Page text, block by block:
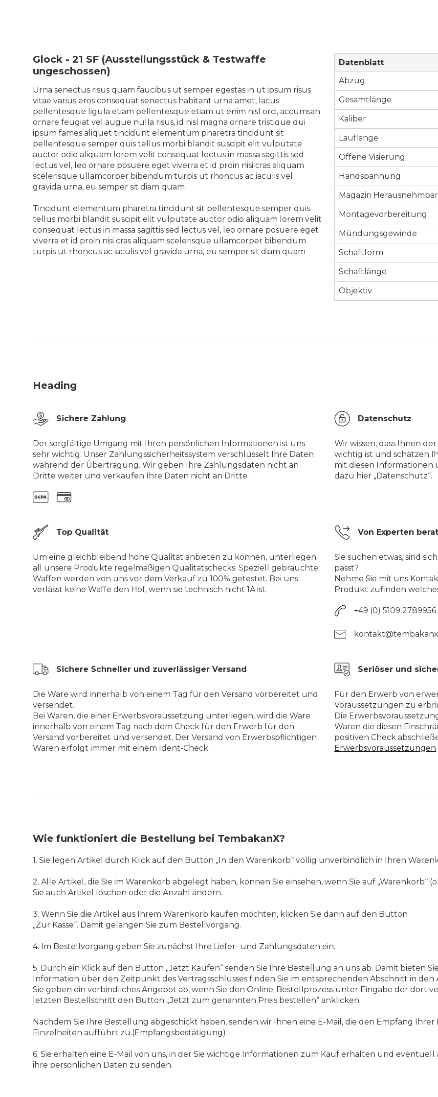
Glock - 21 SF (Ausstellungsstück & Testwaffe
ungeschossen)
Urna senectus risus quam faucibus ut semper egestas in ut ipsum risus
vitae varius eros consequat senectus habitant urna amet, lacus
pellentesque ligula etiam pellentesque etiam ut enim nisl orci, accumsan
ornare feugiat vel augue nulla risus, id nisl magna ornare tristique dui
ipsum fames aliquet tincidunt elementum pharetra tincidunt sit
pellentesque semper quis tellus morbi blandit suscipit elit vulputate
auctor odio aliquam lorem velit consequat lectus in massa sagittis sed
lectus vel, leo ornare posuere eget viverra et id proin nisi cras aliquam
scelerisque ullamcorper bibendum turpis ut rhoncus ac iaculis vel
gravida urna, eu semper sit diam quam
Tincidunt elementum pharetra tincidunt sit pellentesque semper quis
tellus morbi blandit suscipit elit vulputate auctor odio aliquam lorem velit
consequat lectus in massa sagittis sed lectus vel, leo ornare posuere eget
viverra et id proin nisi cras aliquam scelerisque ullamcorper bibendum
turpis ut rhoncus ac iaculis vel gravida urna, eu semper sit diam quam
Datenblatt
Abzug
Gesamtlänge
Kaliber
Lauflänge
Offene Visierung
Handspannung
Magazin Herausnehmbar
Montagevorbereitung
Mündungsgewinde
Schaftform
Schaftlänge
Objektiv
Heading
Sichere Zahlung
Der sorgfältige Umgang mit Ihren persönlichen Informationen ist uns
sehr wichtig. Unser Zahlungssicherheitssystem verschlüsselt Ihre Daten
während der Übertragung. Wir geben Ihre Zahlungsdaten nicht an
Dritte weiter und verkaufen Ihre Daten nicht an Dritte.
Datenschutz
Wir wissen, dass Ihnen
wichtig ist und schätzen
mit diesen Informationen
dazu hier „Datenschutz“.
Top Qualität
Um eine gleichbleibend hohe Qualität anbieten zu können, unterliegen
all unsere Produkte regelmäßigen Qualitätschecks. Speziell gebrauchte
Waffen werden von uns vor dem Verkauf zu 100% getestet. Bei uns
verlässt keine Waffe den Hof, wenn sie technisch nicht 1A ist.
Von Experten
Sie suchen etwas, sind
passt?
Nehme Sie mit uns
Produkt zufinden
+49 (0) 5109 2789956
Sichere Schneller und zuverlässiger Versand
Die Ware wird innerhalb von einem Tag für den Versand vorbereitet und
versendet.
Bei Waren, die einer Erwerbsvoraussetzung unterliegen, wird die Ware
innerhalb von einem Tag nach dem Check für den Erwerb für den
Versand vorbereitet und versendet. Der Versand von Erwerbspflichtigen
Waren erfolgt immer mit einem Ident-Check.
Seriöser und
Für den Erwerb von
Voraussetzungen zu
Die
Waren die diesen
positiven Check
Erwerbsvoraussetzungen
Wie funktioniert die Bestellung bei TembakanX?
1. Sie legen Artikel durch Klick auf den Button „In den Warenkorb“ völlig unverbindlich in Ihren
2. Alle Artikel, die Sie im Warenkorb abgelegt haben, können Sie einsehen, wenn Sie auf „Warenkorb“
Sie auch Artikel löschen oder die Anzahl ändern.
3. Wenn Sie die Artikel aus Ihrem Warenkorb kaufen möchten, klicken Sie dann auf den Button
„Zur Kasse“. Damit gelangen Sie zum Bestellvorgang.
4. Im Bestellvorgang geben Sie zunächst Ihre Liefer- und Zahlungsdaten ein.
5. Durch ein Klick auf den Button „Jetzt Kaufen“ senden Sie Ihre Bestellung an uns ab. Damit bieten
Information über den Zeitpunkt des Vertragsschlusses finden Sie im entsprechenden Abschnitt in den
Sie geben ein verbindliches Angebot ab, wenn Sie den Online-Bestellprozess unter Eingabe der dort
letzten Bestellschritt den Button „Jetzt zum genannten Preis bestellen“ anklicken.
Nachdem Sie Ihre Bestellung abgeschickt haben, senden wir Ihnen eine E-Mail, die den Empfang
Einzelheiten aufführt zu.(Empfangsbestätigung)
6. Sie erhalten eine E-Mail von uns, in der Sie wichtige Informationen zum Kauf erhalten und
ihre persönlichen Daten zu senden.